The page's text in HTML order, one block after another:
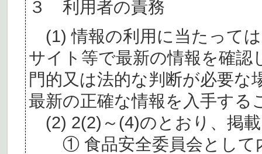
３ 利用者の責務
(1) 情報の利用に当たって
サイト等で最新の情報を確認
門的又は法的な判断が必要
最新の正確な情報を入手する
(2) 2(2)～(4)のとおり、掲
① 食品安全委員会として